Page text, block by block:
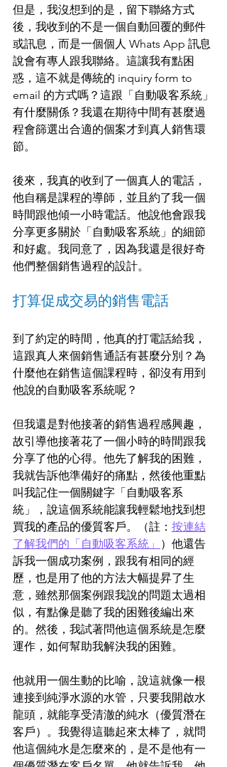
但是，我沒想到的是，留下聯絡方式
後，我收到的不是一個自動回覆的郵件
或訊息，而是一個個人 Whats App 訊息
說會有專人跟我聯絡。這讓我有點困
惑，這不就是傳統的 inquiry form to
email 的方式嗎？這跟「自動吸客系統」
有什麼關係？我還在期待中間有甚麼過
程會篩選出合適的個案才到真人銷售環
節。
後來，我真的收到了一個真人的電話，
他自稱是課程的導師，並且約了我一個
時間跟他傾一小時電話。他說他會跟我
分享更多關於「自動吸客系統」的細節
和好處。我同意了，因為我還是很好奇
他們整個銷售過程的設計。
打算促成交易的銷售電話
到了約定的時間，他真的打電話給我，
這跟真人來個銷售通話有甚麼分別？為
什麼他在銷售這個課程時，卻沒有用到
他說的自動吸客系統呢？
但我還是對他接著的銷售過程感興趣，
故引導他接著花了一個小時的時間跟我
分享了他的心得。他先了解我的困難，
我就告訴他準備好的痛點，然後他重點
叫我記住一個關鍵字「自動吸客系
統」，說這個系統能讓我輕鬆地找到想
買我的產品的優質客戶。（註： 按連結
了解我們的「自動吸客系統」 ）他還告
訴我一個成功案例，跟我有相同的經
歷，也是用了他的方法大幅提昇了生
意，雖然那個案例跟我說的問題太過相
似，有點像是聽了我的困難後編出來
的。然後，我試著問他這個系統是怎麼
運作，如何幫助我解決我的困難。
他就用一個生動的比喻，說這就像一根
連接到純淨水源的水管，只要我開啟水
龍頭，就能享受清澈的純水（優質潛在
客戶）。我覺得這聽起來太棒了，就問
他這個純水是怎麼來的，是不是他有一